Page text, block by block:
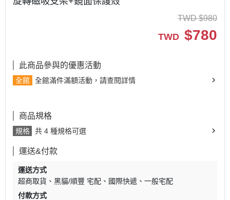
TWD $980
TWD $780
此商品參與的優惠活動
全館 全館滿件滿額活動，請查閱詳情
商品規格
規格 共 4 種規格可選
運送&付款
運送方式
超商取貨
黑貓/順豐 宅配 國際快遞
一般宅配
付款方式